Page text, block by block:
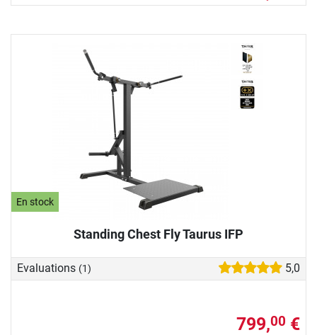
En stock
Standing Chest Fly Taurus IFP
Evaluations (1) 5,0
799,00 €